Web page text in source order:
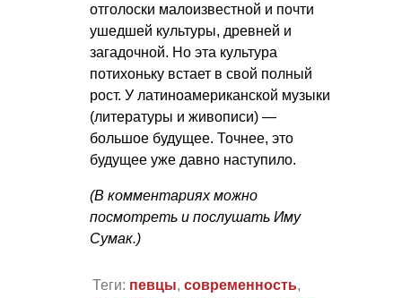
отголоски малоизвестной и почти
ушедшей культуры, древней и
загадочной. Но эта культура
потихоньку встает в свой полный
рост. У латиноамериканской музыки
(литературы и живописи) —
большое будущее. Точнее, это
будущее уже давно наступило.
(В комментариях можно
посмотреть и послушать Иму
Сумак.)
Теги: певцы, современность,